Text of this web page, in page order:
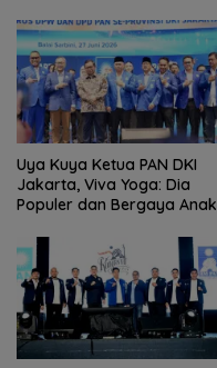
Uya Kuya Ketua PAN DKI
Jakarta, Viva Yoga: Dia
Populer dan Bergaya Anak